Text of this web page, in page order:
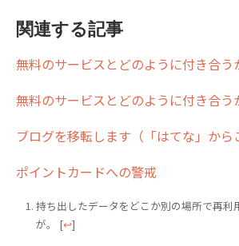
関連する記事
無料のサービスとどのように付き合う
無料のサービスとどのように付き合う
ブログを移転します（「はてな」から
ポイントカードへの警戒
持ち出したデータをどこか別の場所で再利
が。
[↩]